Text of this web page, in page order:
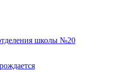
школы №20